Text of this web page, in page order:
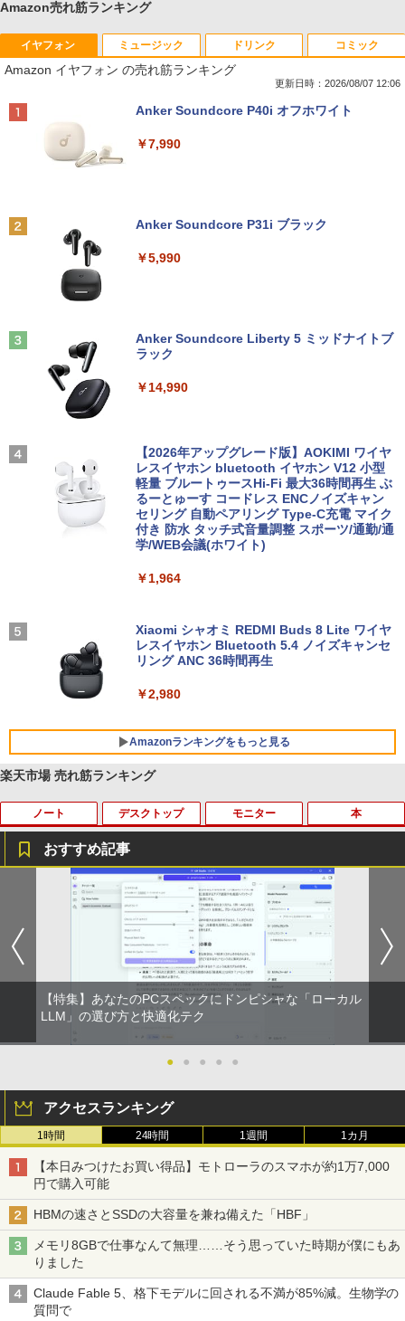
Amazon売れ筋ランキング
イヤフォン
Amazon イヤフォン の売れ筋ランキング
更新日時：2026/08/07 12:06
Anker Soundcore P40i オフホワイト
￥7,990
Anker Soundcore P31i ブラック
￥5,990
Anker Soundcore Liberty 5 ミッドナイトブ
ラック
￥14,990
【2026年アップグレード版】AOKIMI ワイヤ
レスイヤホン bluetooth イヤホン V12 小型
軽量 ブルートゥースHi-Fi 最大36時間再生 ぶ
るーとゅーす コードレス ENCノイズキャン
セリング 自動ペアリング Type-C充電 マイク
付き 防水 タッチ式音量調整 スポーツ/通勤/通
学/WEB会議(ホワイト)
￥1,964
Xiaomi シャオミ REDMI Buds 8 Lite ワイヤ
レスイヤホン Bluetooth 5.4 ノイズキャンセ
リング ANC 36時間再生
￥2,980
Amazonランキングをもっと見る
ミュージック
BRUCE WAYNE feat. Flo Milli, ATL Jacob
[Explicit]
￥250
BRUCE WAYNE feat. Flo Milli, ATL Jacob
[Explicit]
￥250
On My Road (Stadium ver.)
On My Road (Stadium ver.)
ドリンク
【Amazon.co.jp限定】 い・ろ・は・す 2L P
ET ラベルレス ×8本
￥1,112
by Amazon 天然水 ラベルレス 500ml ×24本
富士山の天然水 バナジウム含有 水 ミネラル
ウォーター ペットボトル 静岡県産 500ミリリ
ットル (Smart Basic)
￥1,380
by Amazon 天然水ラベルレス 2L×9本
￥1,117
by Amazon 炭酸水 ラベルレス 500ml ×24本
art Basic)
￥1,625
コカ・コーラ やかんの麦茶 from 爽健美茶 ラ
コミック
薬屋のひとりごと 17巻 (デジタル版ビッグガ
ンガンコミックス)
￥770
異世界居酒屋「のぶ」(22) (角川コミックス・
エース)
￥832
ONE PIECE モノクロ版 115 (ジャンプコミッ
クスDIGITAL)
￥594
HUNTER×HUNTER モノクロ版 39 (ジャンプ
コミックスDIGITAL)
￥572
版ビッグガンガンコミックス)
楽天市場 売れ筋ランキング
ノート
中古ノートパソコンDell Latitude 5320
2-in-1 5320-con 【中古】 Dell Latitude
5320 2-in-1 中古ノートパソコンCore i5
Win11 Pro 64bit Dell Latitude 5320 2-i
n-1 中古ノートパソコンCore i5 Win11 P
ro 64bit
￥19,000
中古ノートパソコン インテル Celeron C
メモリ4GB/8GB/16GB選択可 SSD128G
B/1TB選択可 15.6型 テンキー ビジネス
在宅勤務 学生向け 初期設定不要 店長お
まかせ中古厳選 ノートPC ノート パソコ
3
【1500円OFFクーポン】【タッチパネル
タブレットPC 13.3インチ SSD128GB メ
モリ8GB Core i3 第8世代 Microsoft Off
デスクトップ
中古パソコン HP Z230 SFF Workstatio
n CPU Intel Xeon E3-1231v3-3.40Ghz
メモリ8GB SSD256GB DVDROM デスク
トップ パソコン 中古 パソコン パソコン
本体 高速SSD ウインドウズ10 Windows
11 中古デスクトップ 中古pc win10 中古
デスクトップパソコン 送料無料
￥15,800
ンチ 液晶+新品キーボード＆新品無線マ
ウスセット】HP EliteDesk 800 G1 SFF
デスクトップPC 第4世代Core-i7 Office
付き Windows11 メモリ8GB/16GB SSD
USB3.0 デスクトップ PC 中古 PC
￥27,999
osoft office付き デスクトップパソコン
中古デスクトップ 第8世代 メモリ8GB S
モニター
Yoothi 互換品 液晶 15.6インチ NV156F
HM-N41 NV156FHM-N42 NV156FHM-N
43 NV156FHM-N46 NV156FHM-N47 NV
156FHM-N49 対応 FullHD 1920x1080 I
PS LED LCD 液晶ディスプレイ 修理交換
用液晶パネル
￥9,250
＼500円OFFクーポンあり！／ モバイル
スプレイ VESA対応 コスパ デュアルモニ
ター サブモニター ゲーミングモニター
ポータブルモニター 外付けモニター リモ
ートワーク IPS mini pc ミニPC 多デバ
3
★Gigastone モニター 21.45インチ ディ
グレア フルHD 75Hz ブルーライト軽減
パネル 178度 広角 高解像度目に優しいフ
本
獣医腫瘍学テキスト 第2版[本/雑誌] / 日
本獣医がん学会/著 日本獣医がん学会獣医
腫瘍科認定医認定委員会/監修
￥19,800
世界の新富裕層はなぜ「オルカン・S＆P
円をつくった超レバレッジ投資の極意 [
宮脇 さき ]
￥1,980
コレクション・台湾のモダニズム（第6
巻） 衛生と病院 [ 鈴木哲造 ]
￥19,800
和山やま作品4冊セット 小冊子＆アクリ
ルスタンド付き特装版 （ビームコミック
おすすめ記事
【特集】あなたのPCスペックにドンピシャな「ローカル
LLM」の選び方と快適化テク
● ● ● ● ●
アクセスランキング
1時間 24時間 1週間 1カ月
【本日みつけたお買い得品】モトローラのスマホが約1万7,000
円で購入可能
HBMの速さとSSDの大容量を兼ね備えた「HBF」
メモリ8GBで仕事なんて無理……そう思っていた時期が僕にもあ
りました
Claude Fable 5、格下モデルに回される不満が85%減。生物学の
質問で